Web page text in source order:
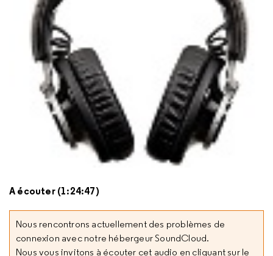
A écouter (1:24:47)
Nous rencontrons actuellement des problèmes de
connexion avec notre hébergeur SoundCloud.
Nous vous invitons à écouter cet audio en cliquant sur le